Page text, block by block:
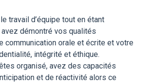
travail d’équipe tout en étant
avez démontré vos qualités
communication orale et écrite et votre
intégrité et éthique.
organisé, avez des capacités
et de réactivité alors ce